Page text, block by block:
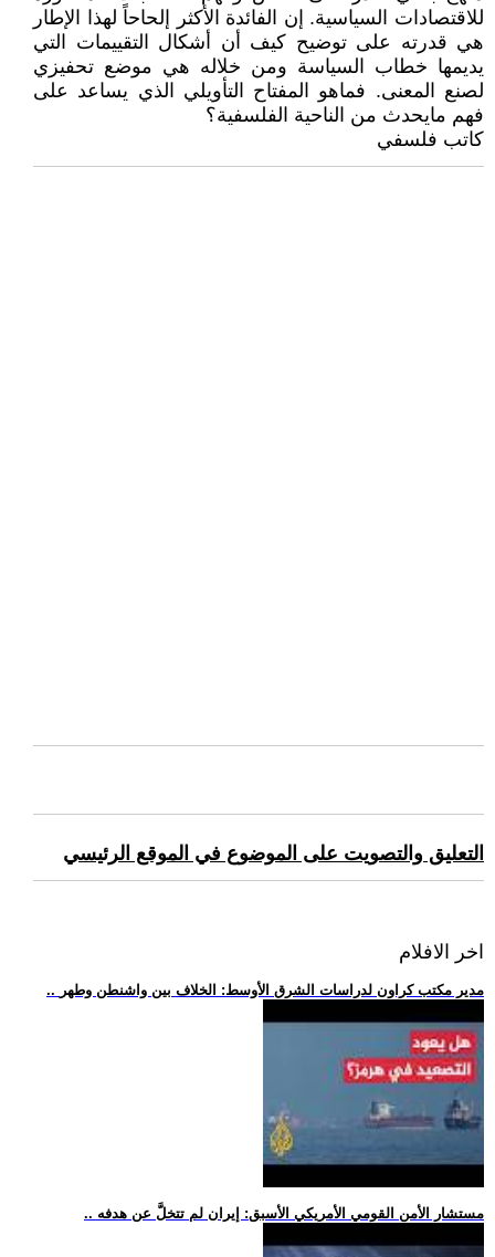
للاقتصادات السياسية. إن الفائدة الأكثر إلحاحاً لهذا الإطار
هي قدرته على توضيح كيف أن أشكال التقييمات التي
يديمها خطاب السياسة ومن خلاله هي موضع تحفيزي
لصنع المعنى. فماهو المفتاح التأويلي الذي يساعد على
فهم مايحدث من الناحية الفلسفية؟
كاتب فلسفي
التعليق والتصويت على الموضوع في الموقع الرئيسي
اخر الافلام
.. مدير مكتب كراون لدراسات الشرق الأوسط: الخلاف بين واشنطن وطهر
.. مستشار الأمن القومي الأمريكي الأسبق: إيران لم تتخلَّ عن هدفه